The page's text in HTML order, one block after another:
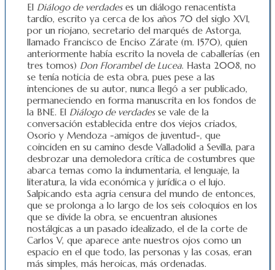
El Diálogo de verdadeses un diálogo renacentista
tardío, escrito ya cerca de los años 70 del siglo XVI,
por un riojano, secretario del marqués de Astorga,
llamado Francisco de Enciso Zárate (m. 1570), quien
anteriormente había escrito la novela de caballerías (en
tres tomos) Don Florambel de Lucea. Hasta 2008, no
se tenía noticia de esta obra, pues pese a las
intenciones de su autor, nunca llegó a ser publicado,
permaneciendo en forma manuscrita en los fondos de
la BNE. El Diálogo de verdadesse vale de la
conversación establecida entre dos viejos criados,
Osorio y Mendoza -amigos de juventud-, que
coinciden en su camino desde Valladolid a Sevilla, para
desbrozar una demoledora crítica de costumbres que
abarca temas como la indumentaria, el lenguaje, la
literatura, la vida económica y jurídica o el lujo.
Salpicando esta agria censura del mundo de entonces,
que se prolonga a lo largo de los seis coloquios en los
que se divide la obra, se encuentran alusiones
nostálgicas a un pasado idealizado, el de la corte de
Carlos V, que aparece ante nuestros ojos como un
espacio en el que todo, las personas y las cosas, eran
más simples, más heroicas, más ordenadas.